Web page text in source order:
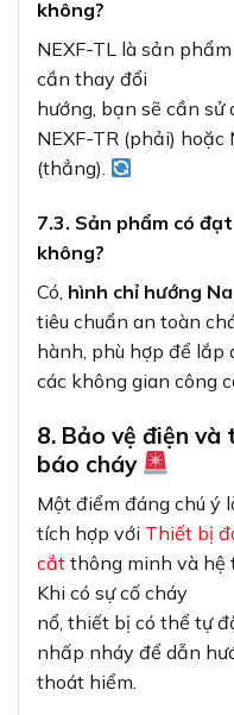
không?
NEXF-TL là sản
cần thay đổi
hướng, bạn sẽ cần
NEXF-TR (phải) hoặc
(thẳng).
7.3. Sản phẩm có
không?
Có, hình chỉ hướng
tiêu chuẩn an toàn
hành, phù hợp để lắp
các không gian công
8. Bảo vệ điện và
báo cháy
Một điểm đáng chú ý
tích hợp với Thiết bị
cắt thông minh và hệ
Khi có sự cố cháy
nổ, thiết bị có thể tự
nhấp nháy để dẫn
thoát hiểm.